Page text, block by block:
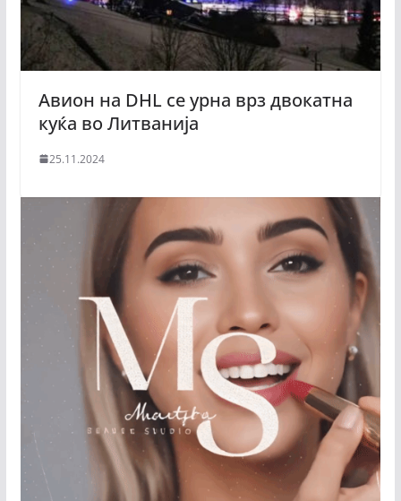
Aвион на DHL се урна врз двокатна
куќа во Литванија
25.11.2024